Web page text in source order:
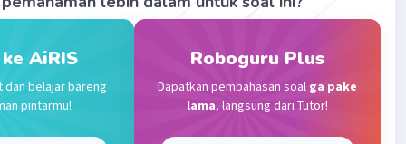
·0.0(0)
AiRIS
dan belajar bareng
pintarmu!
Roboguru Plus
Dapatkan pembahasan soal ga pake
lama, langsung dari Tutor!